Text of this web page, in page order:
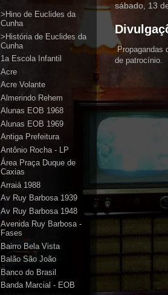
sábado, 13
Propagandas
de patrocínio.
>Hino de Euclides da
Cunha
>História de Euclides da
Cunha
1a Escola Infantil
Acre
Acre Volante
Almerindo Rehem
Alunas EOB 1968
Alunas EOB 1969
Antiga Prefeitura
Antônio Rocha - LP
Área Praça Duque de
Caxias
Arraiá 1988
Av Ruy Barbosa 1939
Av Ruy Barbosa 1948
Avenida Ruy Barbosa -
Fases
Bairro Bela Vista
Balão São João
Banco do Brasil
Banda Marcial - EOB